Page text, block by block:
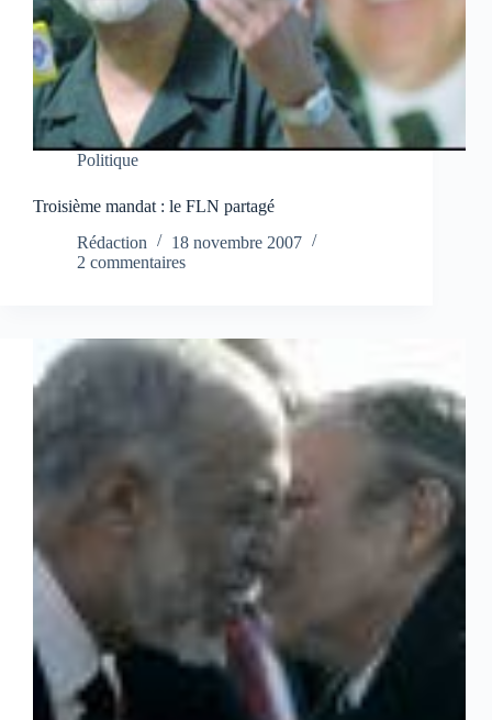
Politique
Troisième mandat : le FLN partagé
Rédaction
18 novembre 2007
2 commentaires